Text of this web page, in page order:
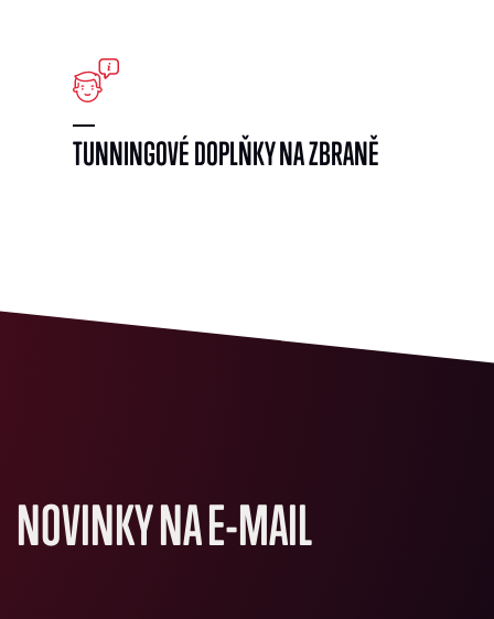
TUNNINGOVÉ DOPLŇKY NA ZBRANĚ
NOVINKY NA E-MAIL